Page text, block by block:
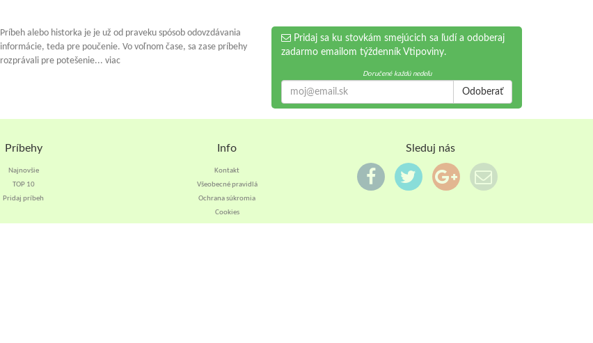
Príbeh alebo historka je je už od praveku spósob odovzdávania
informácie, teda pre poučenie. Vo voľnom čase, sa zase príbehy
rozprávali pre potešenie... viac
Pridaj sa ku stovkám smejúcich sa ľudí a odoberaj
zadarmo emailom týždenník Vtipoviny.
Doručené každú nedeľu
Odoberať
Príbehy
Najnovšie
TOP 10
Pridaj príbeh
Info
Kontakt
Všeobecné pravidlá
Ochrana súkromia
Cookies
Sleduj nás